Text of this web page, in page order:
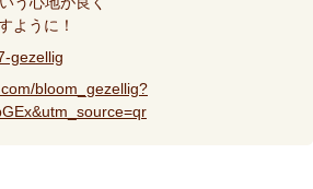
ように！
gezellig
bloom_gezellig?